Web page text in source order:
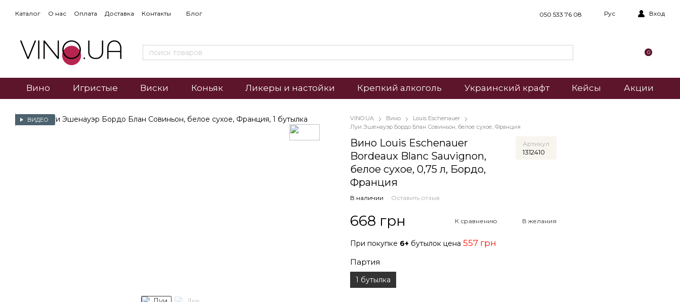
Каталог О нас Оплата Доставка Контакты Блог 050 533 76 08 Рус Вход
0
Вино Игристые Виски Коньяк Ликеры и настойки Крепкий алкоголь Украинский крафт Кейсы Акции
ВИДЕО VINO.UA Вино
Louis Eschenauer
Луи Эшенауэр Бордо Блан Совиньон, белое сухое, Франция
Вино Louis Eschenauer
Bordeaux Blanc Sauvignon,
белое сухое, 0,75 л, Бордо,
Франция
Артикул
1312410
В наличии Оставить отзыв
668 грн К сравнению В желания
При покупке 6+ бутылок цена 557 грн
Партия
1 бутылка